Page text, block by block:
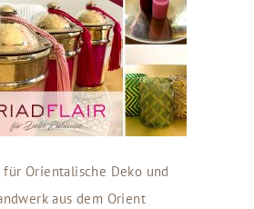
für Orientalische Deko und
aus dem Orient